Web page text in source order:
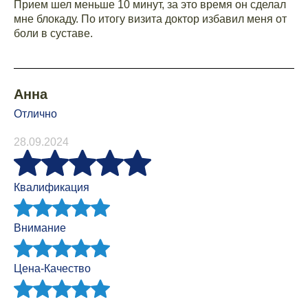
Прием шел меньше 10 минут, за это время он сделал
мне блокаду. По итогу визита доктор избавил меня от
боли в суставе.
Анна
Отлично
28.09.2024
Квалификация
Внимание
Цена-Качество